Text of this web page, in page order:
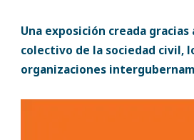
Una exposición creada
colectivo de la sociedad civil,
organizaciones